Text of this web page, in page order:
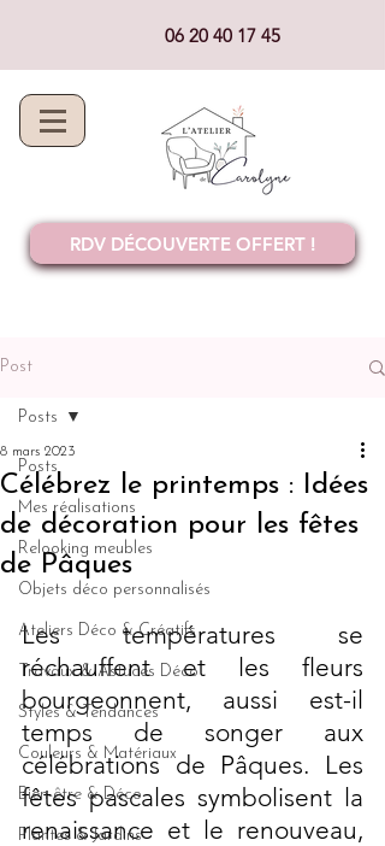
RDV DÉCOUVERTE OFFERT !
06 20 40 17 45
Post
Posts
Mes réalisations
Relooking meubles
Objets déco personnalisés
Ateliers Déco & Créatifs
Travaux & Astuces Déco
Styles & Tendances
Couleurs & Matériaux
Bien-être & Déco
Plantes & Jardins
Posts
Célébrez le printemps : Idées
de décoration pour les fêtes
de Pâques
8 mars 2023
Les températures se
réchauffent et les fleurs
bourgeonnent, aussi est-il
temps de songer aux
célébrations de Pâques. Les
fêtes pascales symbolisent la
renaissance et le renouveau,